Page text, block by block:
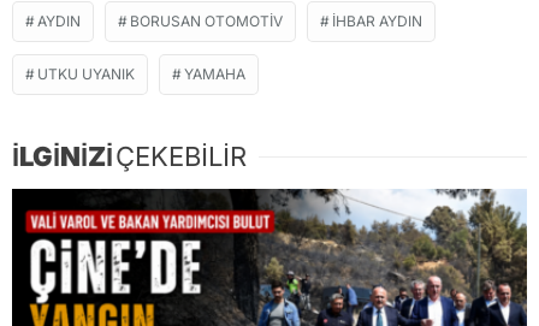
AYDIN BORUSAN OTOMOTIV İHBAR AYDIN
UTKU UYANIK YAMAHA
İLGİNİZİÇEKEBİLİR